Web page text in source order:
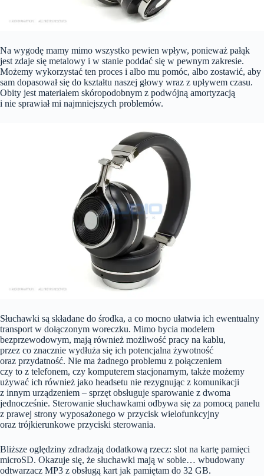
Na wygodę mamy mimo wszystko pewien wpływ, ponieważ pałąk
jest zdaje się metalowy i w stanie poddać się w pewnym zakresie.
Możemy wykorzystać ten proces i albo mu pomóc, albo zostawić, aby
sam dopasował się do kształtu naszej głowy wraz z upływem czasu.
Obity jest materiałem skóropodobnym z podwójną amortyzacją
i nie sprawiał mi najmniejszych problemów.
Słuchawki są składane do środka, a co mocno ułatwia ich ewentualny
transport w dołączonym woreczku. Mimo bycia modelem
bezprzewodowym, mają również możliwość pracy na kablu,
przez co znacznie wydłuża się ich potencjalna żywotność
oraz przydatność. Nie ma żadnego problemu z połączeniem
czy to z telefonem, czy komputerem stacjonarnym, także możemy
używać ich również jako headsetu nie rezygnując z komunikacji
z innym urządzeniem – sprzęt obsługuje sparowanie z dwoma
jednocześnie. Sterowanie słuchawkami odbywa się za pomocą panelu
z prawej strony wyposażonego w przycisk wielofunkcyjny
oraz trójkierunkowe przyciski sterowania.
Bliższe oględziny zdradzają dodatkową rzecz: slot na kartę pamięci
microSD. Okazuje się, że słuchawki mają w sobie… wbudowany
odtwarzacz MP3 z obsługą kart jak pamiętam do 32 GB.